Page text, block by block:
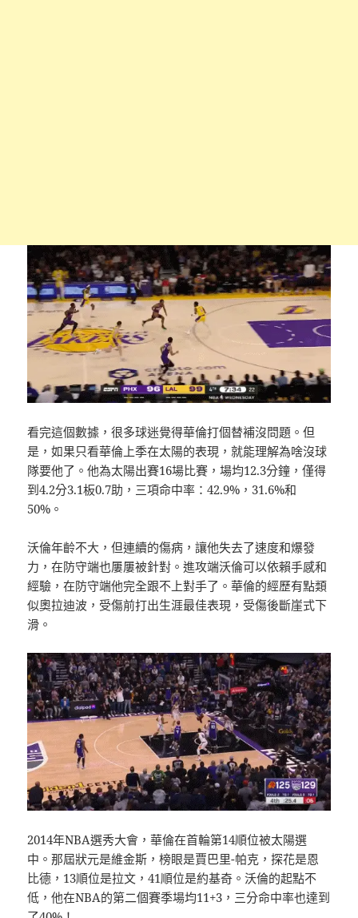
看完這個數據，很多球迷覺得華倫打個替補沒問題。但
是，如果只看華倫上季在太陽的表現，就能理解為啥沒球
隊要他了。他為太陽出賽16場比賽，場均12.3分鐘，僅得
到4.2分3.1板0.7助，三項命中率：42.9%，31.6%和
50%。
沃倫年齡不大，但連續的傷病，讓他失去了速度和爆發
力，在防守端也屢屢被針對。進攻端沃倫可以依賴手感和
經驗，在防守端他完全跟不上對手了。華倫的經歷有點類
似奧拉迪波，受傷前打出生涯最佳表現，受傷後斷崖式下
滑。
2014年NBA選秀大會，華倫在首輪第14順位被太陽選
中。那屆狀元是維金斯，榜眼是賈巴里-帕克，探花是恩
比德，13順位是拉文，41順位是約基奇。沃倫的起點不
低，他在NBA的第二個賽季場均11+3，三分命中率也達到